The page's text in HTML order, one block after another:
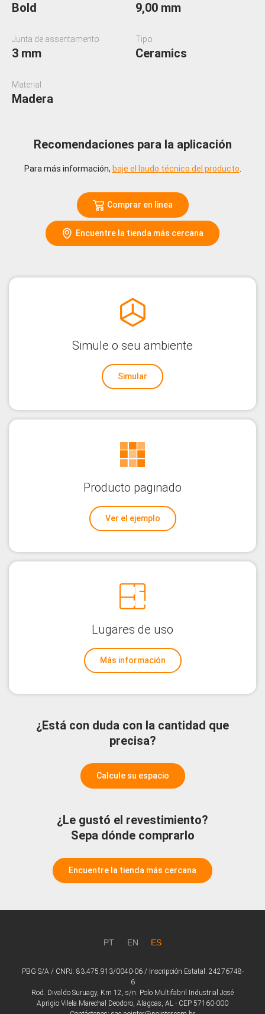
Bold 9,00 mm
Junta de assentamento
3 mm
Tipo
Ceramics
Material
Madera
Recomendaciones para la aplicación
Para más información, baje el laudo técnico del producto
Comprar en linea
Encuentre la tienda más cercana
Simule o seu ambiente
Simular
Producto paginado
Ver el ejemplo
Lugares de uso
Más información
¿Está con duda con la cantidad que
precisa?
Calcule su espacio
¿Le gustó el revestimiento?
Sepa dónde comprarlo
Encuentre la tienda más cercana
PT EN ES
PBG S/A / CNPJ: 83.475.913/0040-06 / Inscripción Estatal: 24276748-
6
Rod. Divaldo Suruagy, Km 12, s/n. Polo Multifabril Industrial José
Aprigio Vilela Marechal Deodoro, Alagoas, AL - CEP 57160-000